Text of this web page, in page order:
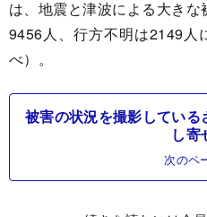
は、地震と津波による大き
9456人、行方不明は2149人
べ）。
被害の状況を撮影してい
し寄
次のペ